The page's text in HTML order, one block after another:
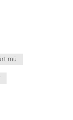
mü